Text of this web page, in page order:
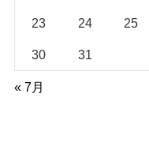
23 24 25
30 31
« 7月